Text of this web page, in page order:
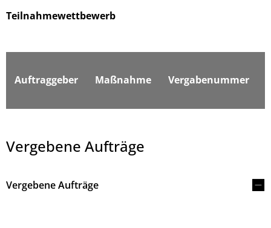
Teilnahmewettbewerb
Auftraggeber Maßnahme Vergabenummer
Vergebene Aufträge
Vergebene Aufträge